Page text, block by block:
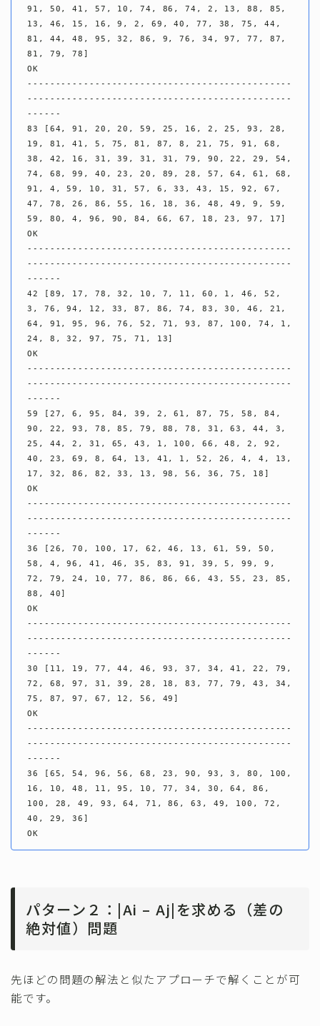
91, 50, 41, 57, 10, 74, 86, 74, 2, 13, 88, 85,
13, 46, 15, 16, 9, 2, 69, 40, 77, 38, 75, 44,
81, 44, 48, 95, 32, 86, 9, 76, 34, 97, 77, 87,
81, 79, 78]
OK
-----------------------------------------------
-----------------------------------------------
------
83 [64, 91, 20, 20, 59, 25, 16, 2, 25, 93, 28,
19, 81, 41, 5, 75, 81, 87, 8, 21, 75, 91, 68,
38, 42, 16, 31, 39, 31, 31, 79, 90, 22, 29, 54,
74, 68, 99, 40, 23, 20, 89, 28, 57, 64, 61, 68,
91, 4, 59, 10, 31, 57, 6, 33, 43, 15, 92, 67,
47, 78, 26, 86, 55, 16, 18, 36, 48, 49, 9, 59,
59, 80, 4, 96, 90, 84, 66, 67, 18, 23, 97, 17]
OK
-----------------------------------------------
-----------------------------------------------
------
42 [89, 17, 78, 32, 10, 7, 11, 60, 1, 46, 52,
3, 76, 94, 12, 33, 87, 86, 74, 83, 30, 46, 21,
64, 91, 95, 96, 76, 52, 71, 93, 87, 100, 74, 1,
24, 8, 32, 97, 75, 71, 13]
OK
-----------------------------------------------
-----------------------------------------------
------
59 [27, 6, 95, 84, 39, 2, 61, 87, 75, 58, 84,
90, 22, 93, 78, 85, 79, 88, 78, 31, 63, 44, 3,
25, 44, 2, 31, 65, 43, 1, 100, 66, 48, 2, 92,
40, 23, 69, 8, 64, 13, 41, 1, 52, 26, 4, 4, 13,
17, 32, 86, 82, 33, 13, 98, 56, 36, 75, 18]
OK
-----------------------------------------------
-----------------------------------------------
------
36 [26, 70, 100, 17, 62, 46, 13, 61, 59, 50,
58, 4, 96, 41, 46, 35, 83, 91, 39, 5, 99, 9,
72, 79, 24, 10, 77, 86, 86, 66, 43, 55, 23, 85,
88, 40]
OK
-----------------------------------------------
-----------------------------------------------
------
30 [11, 19, 77, 44, 46, 93, 37, 34, 41, 22, 79,
72, 68, 97, 31, 39, 28, 18, 83, 77, 79, 43, 34,
75, 87, 97, 67, 12, 56, 49]
OK
-----------------------------------------------
-----------------------------------------------
------
36 [65, 54, 96, 56, 68, 23, 90, 93, 3, 80, 100,
16, 10, 48, 11, 95, 10, 77, 34, 30, 64, 86,
100, 28, 49, 93, 64, 71, 86, 63, 49, 100, 72,
40, 29, 36]
OK
パターン２：|Ai – Aj|を求める（差の
絶対値）問題
先ほどの問題の解法と似たアプローチで解くことが可
能です。